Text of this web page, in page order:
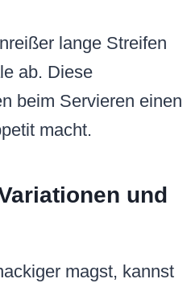
lange Streifen
ab. Diese
beim Servieren einen
macht.
und
magst, kannst